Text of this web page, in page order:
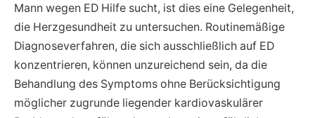
Mann wegen ED Hilfe sucht, ist dies eine Gelegenheit,
die Herzgesundheit zu untersuchen. Routinemäßige
Diagnoseverfahren, die sich ausschließlich auf ED
konzentrieren, können unzureichend sein, da die
Behandlung des Symptoms ohne Berücksichtigung
möglicher zugrunde liegender kardiovaskulärer